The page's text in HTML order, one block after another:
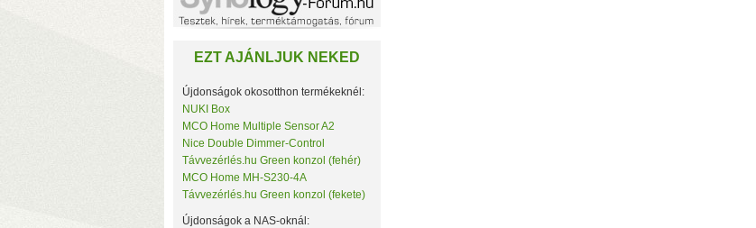
NorStone
NorthQ
Omega Optical
OWC
Philio Technology
Poly Control
Popp
Qubino
Remotec
Seagate
Sensative
EZT AJÁNLJUK NEKED
Újdonságok okosotthon termékeknél:
NUKI Box
MCO Home Multiple Sensor A2
Nice Double Dimmer-Control
Távvezérlés.hu Green konzol (fehér)
MCO Home MH-S230-4A
Távvezérlés.hu Green konzol (fekete)
Újdonságok a NAS-oknál: